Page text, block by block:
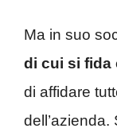
Ma in suo
di cui si fida
di affidare
dell’azienda.